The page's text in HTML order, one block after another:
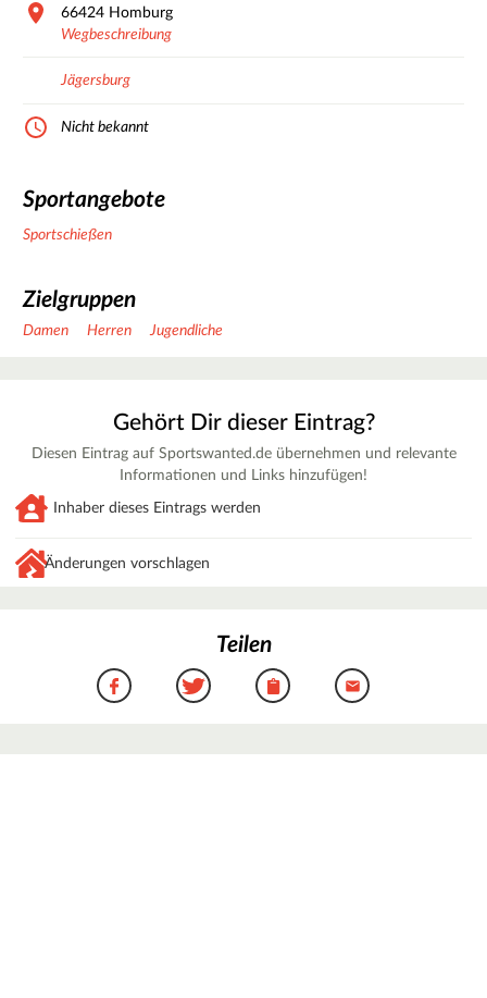
66424 Homburg
Wegbeschreibung
Jägersburg
Nicht bekannt
Sportangebote
Sportschießen
Zielgruppen
Damen Herren Jugendliche
Gehört Dir dieser Eintrag?
Diesen Eintrag auf Sportswanted.de übernehmen und relevante
Informationen und Links hinzufügen!
Inhaber dieses Eintrags werden
Änderungen vorschlagen
Teilen